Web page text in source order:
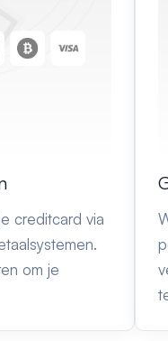
creditcard via
om je